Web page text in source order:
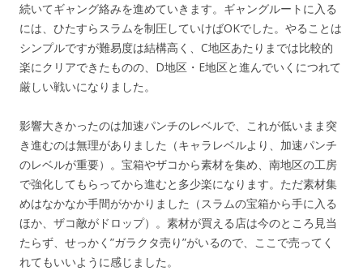
続いてギャング絡みを進めていきます。ギャングルートに入る
には、ひたすらスラムを制圧していけばOKでした。やることは
シンプルですが難易度は結構高く、C地区あたりまでは比較的
楽にクリアできたものの、D地区・E地区と進んでいくにつれて
厳しい戦いになりました。
影響大きかったのは加速パンチのレベルで、これが低いまま突
き進むのは無理がありました（キャラレベルより、加速パンチ
のレベルが重要）。宝箱やザコから素材を集め、南地区の工房
で強化してもらってから進むと多少楽になります。ただ素材集
めはなかなか手間がかかりました（スラムの宝箱から手に入る
ほか、ザコ敵がドロップ）。素材が買える店は今のところ見当
たらず、せっかく”ガラクタ売り”がいるので、ここで売ってく
れてもいいように感じました。